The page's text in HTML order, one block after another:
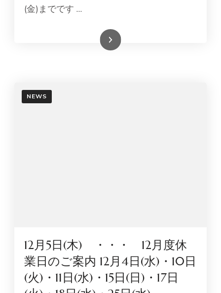
(金)までです …
続きを読む
NEWS
12月5日(木) ・・・ 12月度休
業日のご案内 12月4日(水)・10日
(火)・11日(水)・15日(日)・17日